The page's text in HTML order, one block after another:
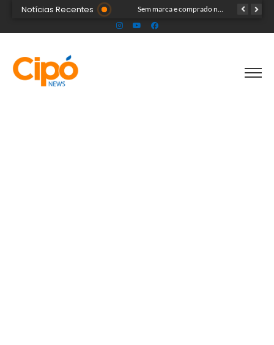
Notícias Recentes Professor é detido pela polícia suspeito de envolvimento com menores durante aulas particulares